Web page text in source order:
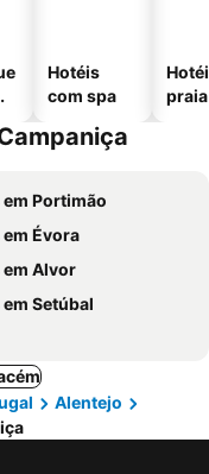
Hotéis
com spa
praia
Portimão
Évora
em Alvor
Setúbal
Alentejo